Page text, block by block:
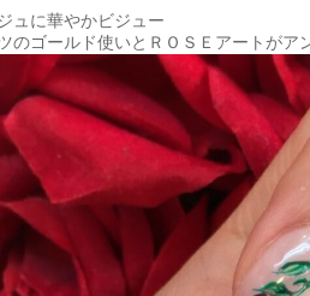
ュに華やかビジュー
のゴールド使いとＲＯＳＥアートがア